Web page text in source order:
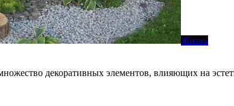
Жизнь
декоративных элементов, влияющих на